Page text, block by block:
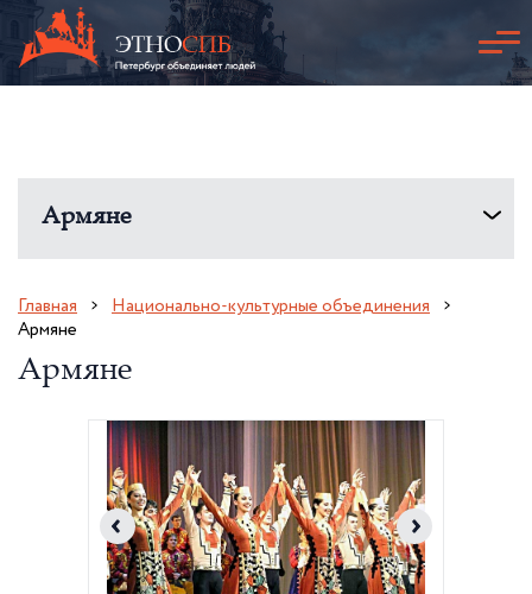
Армяне
Главная
Национально-культурные объединения
Армяне
Армяне